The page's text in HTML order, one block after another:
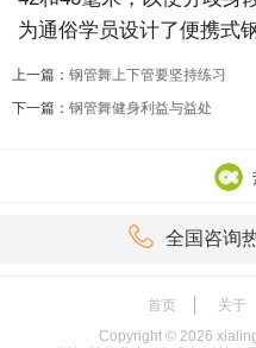
为通俗学员设计了便携式钢
上一篇： 钢管舞上下管要坚持练习
下一篇： 钢管舞健身利益与益处
 全国咨询
首页 关于
Copyright © 2026